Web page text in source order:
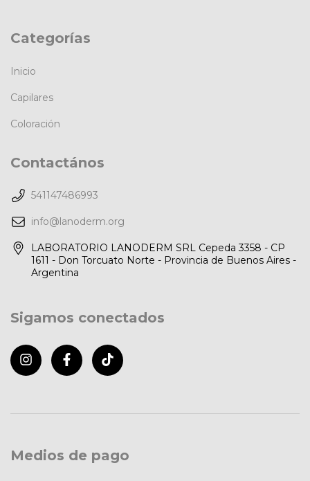
Categorías
Inicio
Capilares
Coloración
Contactános
541147486993
info@lanoderm.org
LABORATORIO LANODERM SRL Cepeda 3358 - CP
1611 - Don Torcuato Norte - Provincia de Buenos Aires -
Argentina
Sigamos conectados
Medios de pago